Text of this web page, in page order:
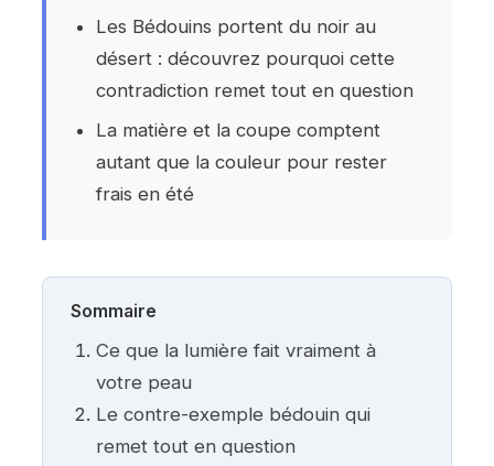
Les Bédouins portent du noir au
désert : découvrez pourquoi cette
contradiction remet tout en question
La matière et la coupe comptent
autant que la couleur pour rester
frais en été
Sommaire
Ce que la lumière fait vraiment à
votre peau
Le contre-exemple bédouin qui
remet tout en question